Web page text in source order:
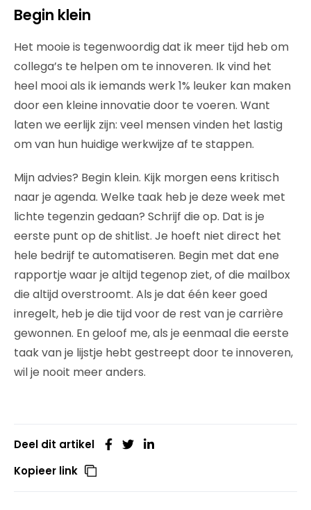
Begin klein
Het mooie is tegenwoordig dat ik meer tijd heb om
collega’s te helpen om te innoveren. Ik vind het
heel mooi als ik iemands werk 1% leuker kan maken
door een kleine innovatie door te voeren. Want
laten we eerlijk zijn: veel mensen vinden het lastig
om van hun huidige werkwijze af te stappen.
Mijn advies? Begin klein. Kijk morgen eens kritisch
naar je agenda. Welke taak heb je deze week met
lichte tegenzin gedaan? Schrijf die op. Dat is je
eerste punt op de shitlist. Je hoeft niet direct het
hele bedrijf te automatiseren. Begin met dat ene
rapportje waar je altijd tegenop ziet, of die mailbox
die altijd overstroomt. Als je dat één keer goed
inregelt, heb je die tijd voor de rest van je carrière
gewonnen. En geloof me, als je eenmaal die eerste
taak van je lijstje hebt gestreept door te innoveren,
wil je nooit meer anders.
Deel dit artikel
Kopieer link